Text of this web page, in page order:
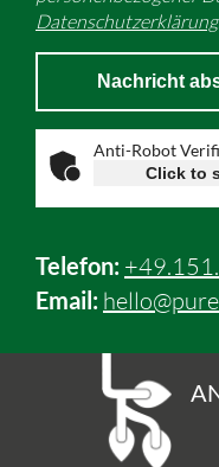
Datenschutzerklärung
Anti-Robot
Click to
Telefon:
Email: